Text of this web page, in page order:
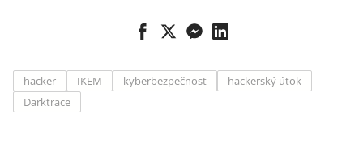
hacker IKEM kyberbezpečnost
hackerský útok
Darktrace